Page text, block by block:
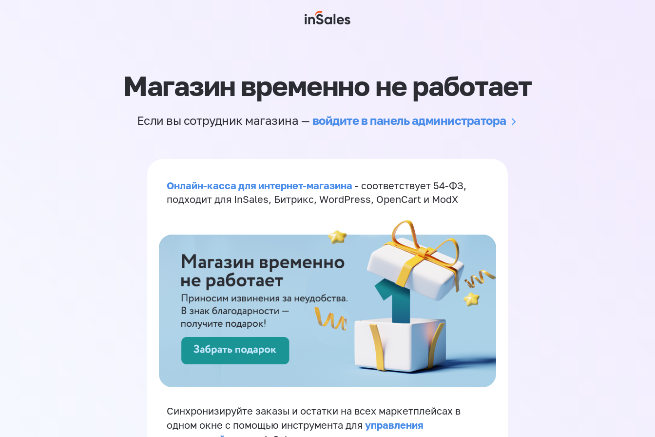
Магазин временно не работает
Если вы сотрудник магазина — войдите в панель администратора
Онлайн-касса для интернет-магазина - соответствует 54-ФЗ,
подходит для InSales, Битрикс, WordPress, OpenCart и ModX
Синхронизируйте заказы и остатки на всех маркетплейсах в
одном окне с помощью инструмента для управления